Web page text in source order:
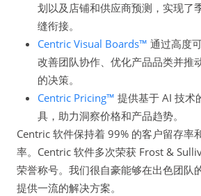
划以及店铺和供应商预测，实现了
缝衔接。
Centric Visual Boards™ 通过高度
改善团队协作、优化产品品类并推
的决策。
Centric Pricing™ 提供基于 AI 技术
具，助力洞察价格和产品趋势。
Centric 软件保持着 99% 的客户留存率
率。Centric 软件多次荣获 Frost &
荣誉称号。我们很自豪能够在出色团队
提供一流的解决方案。